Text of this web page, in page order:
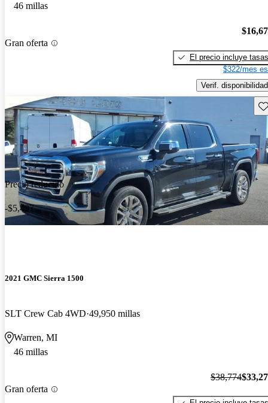
46 millas
Gran oferta
El precio incluye tasas
$322/mes
Verif. disponibilidad
Precio reducido
-$5,497
2021 GMC Sierra 1500
SLT Crew Cab 4WD 49,950 millas
Warren, MI
46 millas
Gran oferta
$38,774